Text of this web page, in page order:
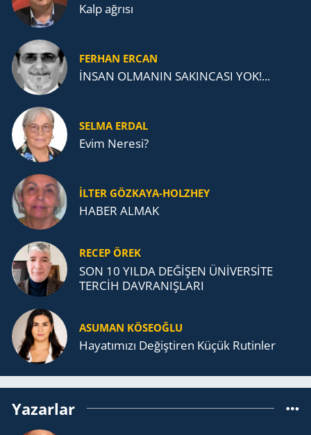
Kalp ağrısı
FERHAN ERCAN
İNSAN OLMANIN SAKINCASI YOK!...
SELMA ERDAL
Evim Neresi?
İLTER GÖZKAYA-HOLZHEY
HABER ALMAK
RECEP ÖREK
SON 10 YILDA DEĞİŞEN ÜNİVERSİTE
TERCİH DAVRANIŞLARI
ASUMAN KÖSEOĞLU
Ha­ya­tı­mı­zı De­ğiş­ti­ren Küçük Ru­tin­ler
Yazarlar